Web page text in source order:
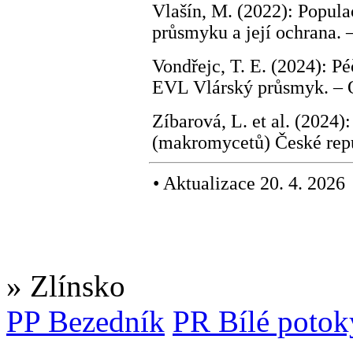
Vlašín, M. (2022):
průsmyku a její ochrana.
Vondřejc, T. E. (2024):
EVL Vlárský průsmyk. –
Zíbarová, L. et al.
(makromycetů) České
• Aktualizace 20. 4. 2026
» Zlínsko
PP Bezedník PR Bílé